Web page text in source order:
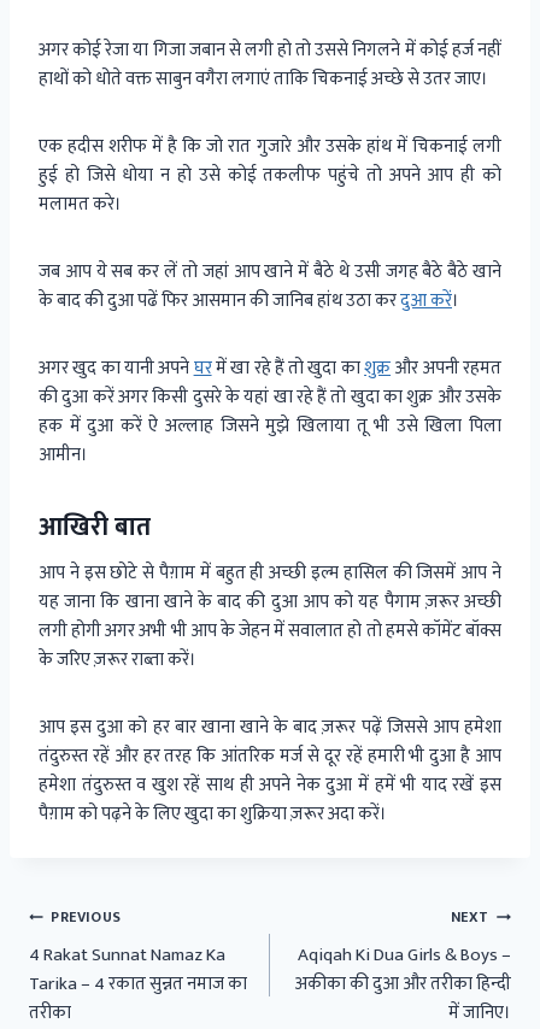
अगर कोई रेजा या गिजा जबान से लगी हो तो उससे निगलने में कोई हर्ज नहीं
हाथों को धोते वक्त साबुन वगैरा लगाएं ताकि चिकनाई अच्छे से उतर जाए।
एक हदीस शरीफ में है कि जो रात गुजारे और उसके हांथ में चिकनाई लगी
हुई हो जिसे धोया न हो उसे कोई तकलीफ पहुंचे तो अपने आप ही को
मलामत करे।
जब आप ये सब कर लें तो जहां आप खाने में बैठे थे उसी जगह बैठे बैठे खाने
के बाद की दुआ पढें फिर आसमान की जानिब हांथ उठा करदुआ करें।
अगर खुद का यानी अपनेघरमें खा रहे हैं तो खुदा काशुक्रऔर अपनी रहमत
की दुआ करें अगर किसी दुसरे के यहां खा रहे हैं तो खुदा का शुक्र और उसके
हक में दुआ करें ऐ अल्लाह जिसने मुझे खिलाया तू भी उसे खिला पिला
आमीन।
आखिरी बात
आप ने इस छोटे से पैग़ाम में बहुत ही अच्छी इल्म हासिल की जिसमें आप ने
यह जाना कि खाना खाने के बाद की दुआ आप को यह पैगाम ज़रूर अच्छी
लगी होगी अगर अभी भी आप के जेहन में सवालात हो तो हमसे कॉमेंट बॉक्स
के जरिए ज़रूर राब्ता करें।
आप इस दुआ को हर बार खाना खाने के बाद ज़रूर पढ़ें जिससे आप हमेशा
तंदुरुस्त रहें और हर तरह कि आंतरिक मर्ज से दूर रहें हमारी भी दुआ है आप
हमेशा तंदुरुस्त व खुश रहें साथ ही अपने नेक दुआ में हमें भी याद रखें इस
पैग़ाम को पढ़ने के लिए खुदा का शुक्रिया ज़रूर अदा करें।
Post
navigation
PREVIOUS
4 Rakat Sunnat Namaz Ka
Tarika – 4 रकात सुन्नत नमाज का
तरीका
NEXT
Aqiqah Ki Dua Girls & Boys –
अकीका की दुआ और तरीका हिन्दी
में जानिए।